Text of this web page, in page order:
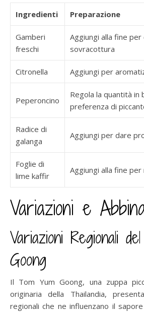
Ingredienti Preparazione
Gamberi
freschi
Aggiungi alla fine
sovracottura
Citronella Aggiungi per
Peperoncino
Regola la quantità in
preferenza di
Radice di
galanga
Aggiungi per dare
Foglie di
lime kaffir
Aggiungi alla fine
Variazioni e
Variazioni Regionali
Goong
Il Tom Yum Goong, una zuppa
originaria della Thailandia,
regionali che ne influenzano il